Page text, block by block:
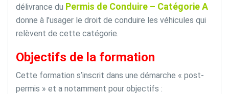
délivrance du Permis de Conduire – Catégorie A
donne à l’usager le droit de conduire les véhicules qui
relèvent de cette catégorie.
Objectifs de la formation
Cette formation s’inscrit dans une démarche « post-
permis » et a notamment pour objectifs :